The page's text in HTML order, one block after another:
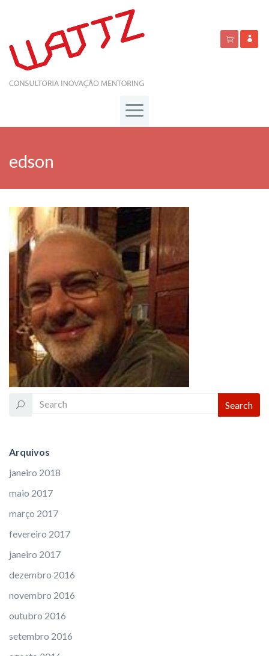
edson
Arquivos
janeiro 2018
maio 2017
março 2017
fevereiro 2017
janeiro 2017
dezembro 2016
novembro 2016
outubro 2016
setembro 2016